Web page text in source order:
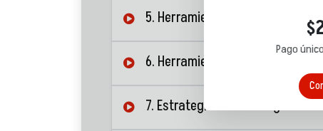
5. Herramientas de trading:
6. Herramientas de trading:
7. Estrategias de trading
$
Pago